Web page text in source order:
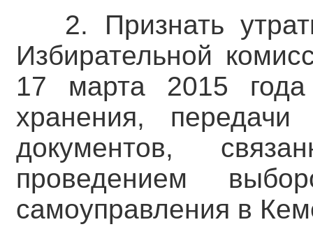
2. Признать
Избирательной
17 марта 2015
хранения,
документов,
проведением
самоуправления в